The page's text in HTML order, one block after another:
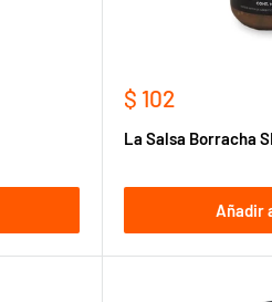
Precio
venta
$ 102
La Salsa Borracha
Añadir